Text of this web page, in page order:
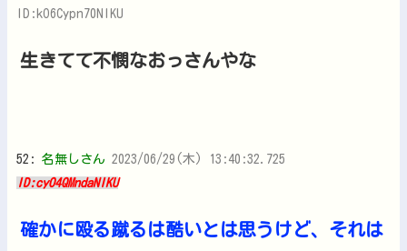
ID:kO6Cypn70NIKU
生きてて不憫なおっさんやな
52: 名無しさん 2023/06/29(木) 13:40:32.725
ID:cyO4QMndaNIKU
確かに殴る蹴るは酷いとは思うけど、それは